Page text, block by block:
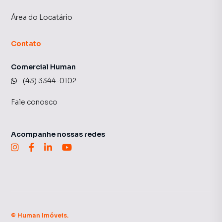
Área do Locatário
Contato
Comercial Human
(43) 3344-0102
Fale conosco
Acompanhe nossas redes
© Human Imóveis.